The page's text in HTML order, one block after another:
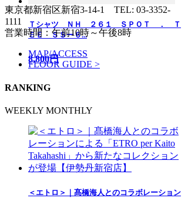
Ｔシャツ ＮＨ ２６１ ＳＰＯＴ ． Ｔ
ＥＥ ＳＳー６...
8,800円
東京都新宿区新宿3-14-1 TEL: 03-3352-
1111
営業時間：午前10時～午後8時
MAP/ACCESS
FLOOR GUIDE >
RANKING
WEEKLY MONTHLY
＜エトロ＞｜髙橋海人とのコラボレーション